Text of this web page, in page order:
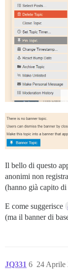
Il bello di questo
anonimi non
(hanno già capito di
E come suggerisce
(ma il banner di
JQ331 24 Aprile
6